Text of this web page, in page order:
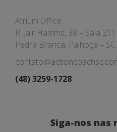
Atrium Office
R. Jair Hamms, 38 – Sala
Pedra Branca, Palhoça – SC
(48) 3259-1728
Siga-nos nas